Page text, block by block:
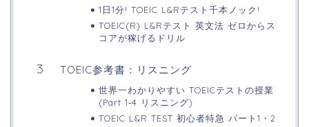
1日1分! TOEIC L&Rテスト千本ノック!
TOEIC(R) L&Rテスト 英文法 ゼロからス
コアが稼げるドリル
TOEIC参考書：リスニング
世界一わかりやすい TOEICテストの授業
(Part 1‐4 リスニング)
TOEIC L&R TEST 初心者特急 パート1・2